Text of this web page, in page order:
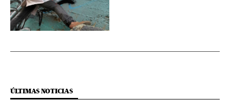
ÚLTIMAS NOTICIAS